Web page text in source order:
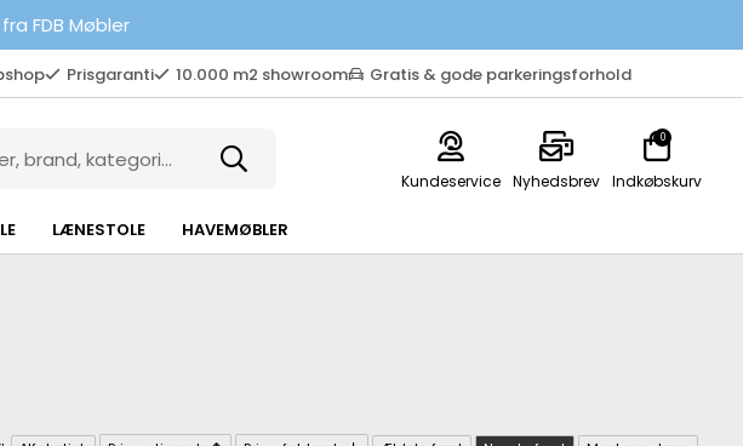
FDB Møbler
Prisgaranti 10.000 m2 showroom Gratis & gode parkeringsforhold
Kundeservice Nyhedsbrev Indkøbskurv
0
LÆNESTOLE HAVEMØBLER